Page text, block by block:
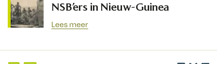
NSB’ers in Nieuw-Guinea
Lees meer